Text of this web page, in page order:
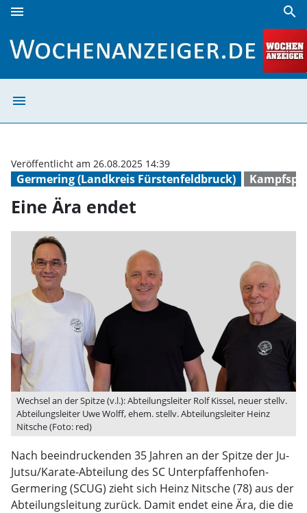
menu search
menu
Germering (Landkreis Fürstenfeldbruck)
Veröffentlicht am 26.08.2025 14:39
Eine Ära endet
Wechsel an der Spitze (v.l.): Abteilungsleiter Rolf Kissel, neuer stellv.
Abteilungsleiter Uwe Wolff, ehem. stellv. Abteilungsleiter Heinz
Nitsche (Foto: red)
Nach beeindruckenden 35 Jahren an der Spitze der Ju-
Jutsu/Karate-Abteilung des SC Unterpfaffenhofen-
Germering (SCUG) zieht sich Heinz Nitsche (78) aus der
Abteilungsleitung zurück. Damit endet eine Ära, die die